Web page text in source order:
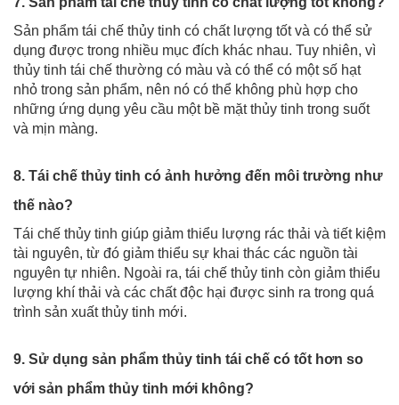
Sản phẩm tái chế thủy tinh có chất lượng tốt và có thể sử
dụng được trong nhiều mục đích khác nhau. Tuy nhiên, vì
thủy tinh tái chế thường có màu và có thể có một số hạt
nhỏ trong sản phẩm, nên nó có thể không phù hợp cho
những ứng dụng yêu cầu một bề mặt thủy tinh trong suốt
và mịn màng.
8. Tái chế thủy tinh có ảnh hưởng đến môi trường như
thế nào?
Tái chế thủy tinh giúp giảm thiểu lượng rác thải và tiết kiệm
tài nguyên, từ đó giảm thiểu sự khai thác các nguồn tài
nguyên tự nhiên. Ngoài ra, tái chế thủy tinh còn giảm thiểu
lượng khí thải và các chất độc hại được sinh ra trong quá
trình sản xuất thủy tinh mới.
9. Sử dụng sản phẩm thủy tinh tái chế có tốt hơn so
với sản phẩm thủy tinh mới không?